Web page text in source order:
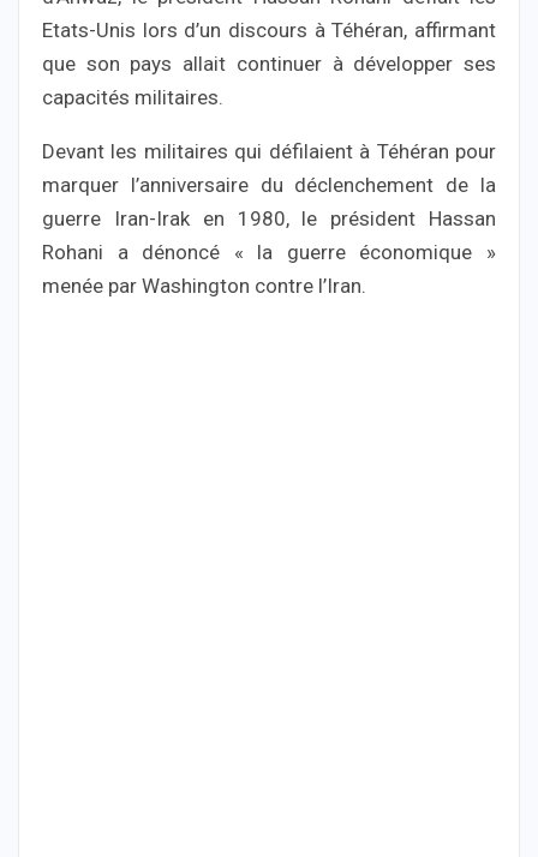
Etats-Unis lors d’un discours à Téhéran, affirmant
que son pays allait continuer à développer ses
capacités militaires.
Devant les militaires qui défilaient à Téhéran pour
marquer l’anniversaire du déclenchement de la
guerre Iran-Irak en 1980, le président Hassan
Rohani a dénoncé « la guerre économique »
menée par Washington contre l’Iran.